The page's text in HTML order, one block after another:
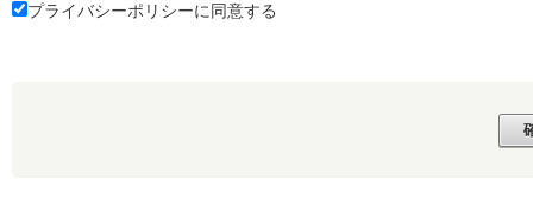
プライバシーポリシーに同意する